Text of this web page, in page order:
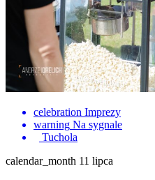
celebration Imprezy
warning Na sygnale
Tuchola
calendar_month 11 lipca